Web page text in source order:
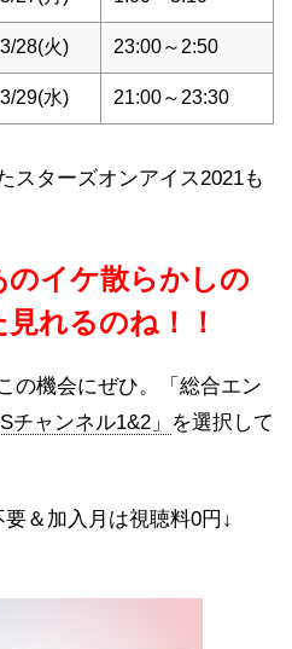
3/28(火) 23:00～2:50
3/29(水) 21:00～23:30
スターズオンアイス2021も
のイケ散らかしの
れるのね！！
の機会にぜひ。「総合エン
チャンネル1&2」
を選択して
＆加入月は視聴料0円↓